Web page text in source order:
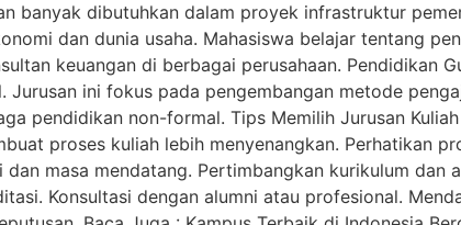
banyak dibutuhkan dalam proyek infrastruktur
dan dunia usaha. Mahasiswa belajar tentang
keuangan di berbagai perusahaan. Pendidikan
Jurusan ini fokus pada pengembangan metode
pendidikan non-formal. Tips Memilih Jurusan
proses kuliah lebih menyenangkan. Perhatikan
dan masa mendatang. Pertimbangkan kurikulum
Konsultasi dengan alumni atau profesional.